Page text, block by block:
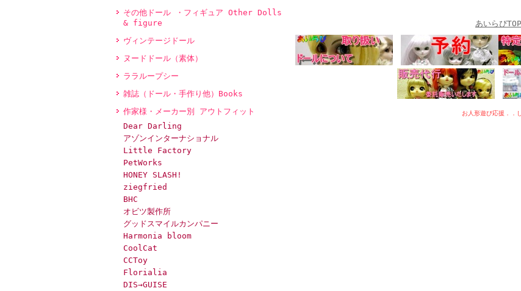
その他ドール ・フィギュア Other Dolls
& figure
ヴィンテージドール
ヌードドール（素体）
ララループシー
雑誌（ドール・手作り他）Books
作家様・メーカー別 アウトフィット
Dear Darling
アゾンインターナショナル
Little Factory
PetWorks
HONEY SLASH!
ziegfried
BHC
オビツ製作所
グッドスマイルカンパニー
Harmonia bloom
CoolCat
CCToy
Florialia
DIS→GUISE
あいらぴTOP
お人形遊び応援．．